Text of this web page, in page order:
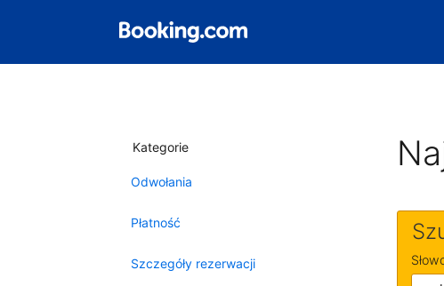
Kategorie
Odwołania
Płatność
Szczegóły rezerwacji